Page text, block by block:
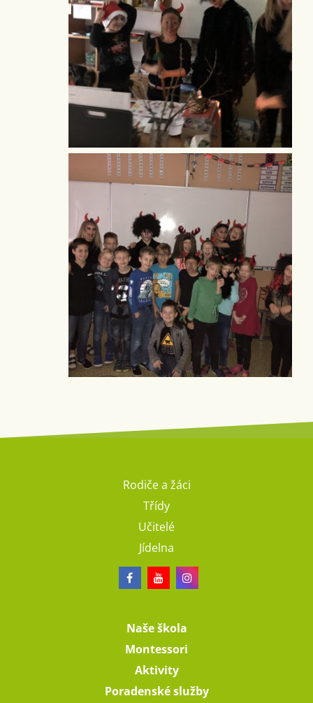
Rodiče a žáci
Třídy
Učitelé
Jídelna
Naše škola
Montessori
Aktivity
Poradenské služby